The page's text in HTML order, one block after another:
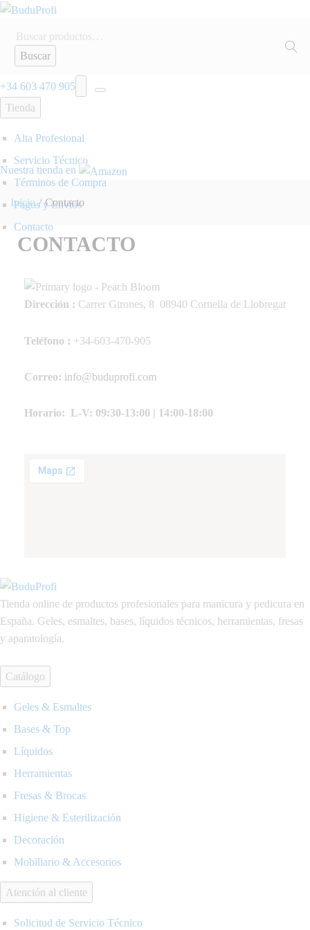
Buscar
+34 603 470 905
Tienda
Alta Profesional
Servicio Técnico
Términos de Compra
Pagos y Envíos
Contacto
Nuestra tienda en
Inicio / Contacto
CONTACTO
Dirección : Carrer Girones, 8 08940 Cornella de Llobregat
Teléfono : +34-603-470-905
Correo: info@buduprofi.com
Horario: L-V: 09:30-13:00 | 14:00-18:00
Tienda online de productos profesionales para manicura y pedicura en
España. Geles, esmaltes, bases, líquidos técnicos, herramientas, fresas
y aparatología.
Catálogo
Geles & Esmaltes
Bases & Top
Líquidos
Herramientas
Fresas & Brocas
Higiene & Esterilización
Decoración
Mobiliario & Accesorios
Atención al cliente
Solicitud de Servicio Técnico